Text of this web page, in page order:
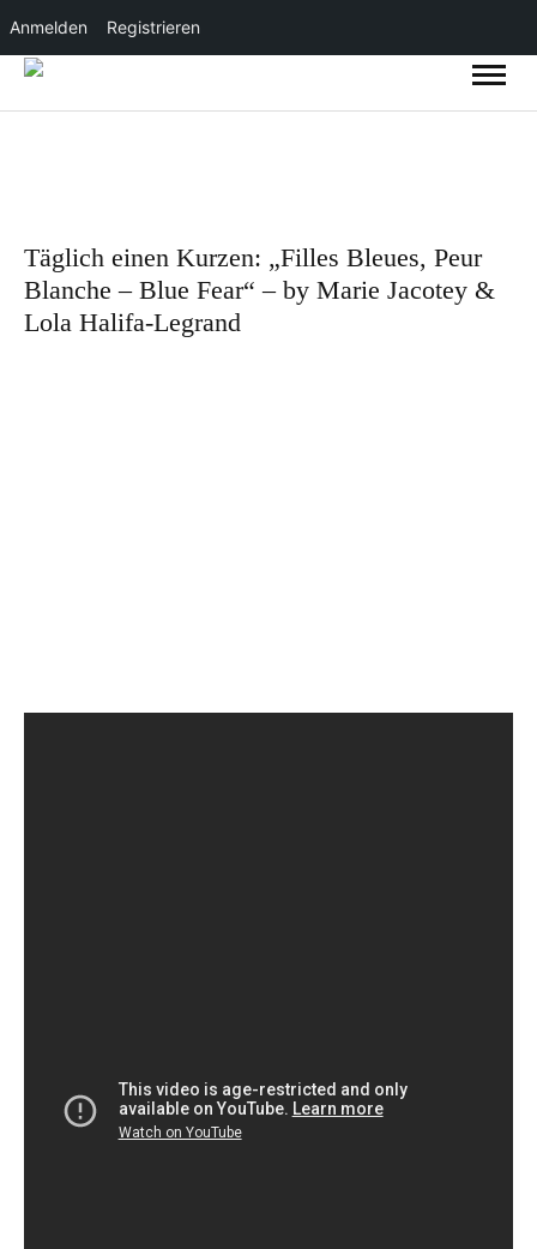
Anmelden Registrieren
Täglich einen Kurzen: „Filles Bleues, Peur
Blanche – Blue Fear“ – by Marie Jacotey &
Lola Halifa-Legrand